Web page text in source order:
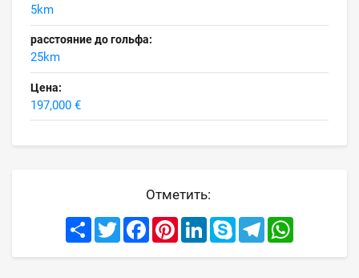
5km
расстояние до гольфа:
25km
Цена:
197,000 €
Отметить:
Share TwitterFacebookPinterestLinkedInSkype Telegram